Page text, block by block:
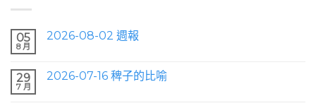
05
8 月
2026-08-02 週報
29
7 月
2026-07-16 稗子的比喻